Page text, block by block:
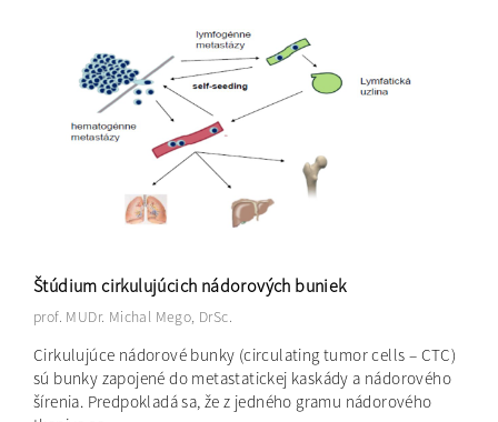
Štúdium cirkulujúcich nádorových buniek
prof. MUDr. Michal Mego, DrSc.
Cirkulujúce nádorové bunky (circulating tumor cells – CTC)
sú bunky zapojené do metastatickej kaskády a nádorového
šírenia. Predpokladá sa, že z jedného gramu nádorového